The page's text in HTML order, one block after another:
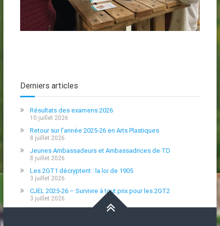
Derniers articles
Résultats des examens 2026
10 juillet 2026
Retour sur l’année 2025-26 en Arts Plastiques
8 juillet 2026
Jeunes Ambassadeurs et Ambassadrices de TD
8 juillet 2026
Les 2GT1 décryptent : la loi de 1905
3 juillet 2026
CJEL 2025-26 – Survivre à tout prix pour les 2GT2
3 juillet 2026